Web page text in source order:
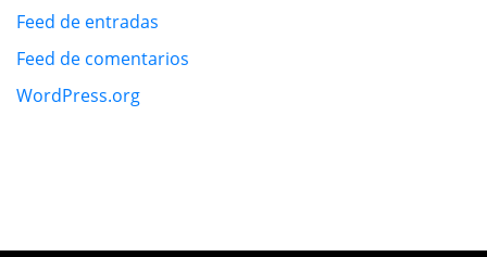
Feed de entradas
Feed de comentarios
WordPress.org